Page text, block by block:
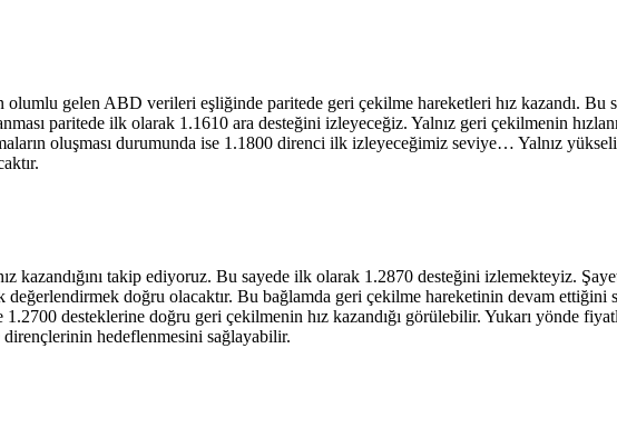
olumlu gelen ABD verileri eşliğinde paritede geri çekilme hareketleri hız kazandı.
paritede ilk olarak 1.1610 ara desteğini izleyeceğiz. Yalnız geri çekilmenin
oluşması durumunda ise 1.1800 direnci ilk izleyeceğimiz seviye… Yalnız
kazandığını takip ediyoruz. Bu sayede ilk olarak 1.2870 desteğini izlemekteyiz.
doğru olacaktır. Bu bağlamda geri çekilme hareketinin devam ettiğini
1.2700 desteklerine doğru geri çekilmenin hız kazandığı görülebilir. Yukarı yönde
hedeflenmesini sağlayabilir.